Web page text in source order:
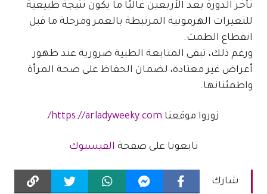
تأخر الدورة بعد الأربعين غالبًا ما يكون نتيجة طبيعية
للتغيرات الهرمونية المرتبطة بالعمر ومرحلة ما قبل
انقطاع الطمث.
ورغم ذلك، تبقى المتابعة الطبية ضرورية عند ظهور
أعراض غير معتادة، لضمان الحفاظ على صحة المرأة
واطمئنانها.
زوروا موقعنا https://arladyweeky.com/
تابعونا على صفحة الفيسبوك
شارك